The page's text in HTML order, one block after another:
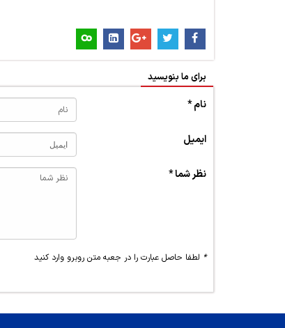
برای ما بنویسید
نام *
ایمیل
نظر شما *
* لطفا حاصل عبارت را در جعبه متن روبرو وارد کنید